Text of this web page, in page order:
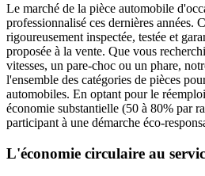
Le marché de la pièce automobile
professionnalisé ces dernières années.
rigoureusement inspectée, testée et
proposée à la vente. Que vous
vitesses, un pare-choc ou un phare,
l'ensemble des catégories de pièces
automobiles. En optant pour le
économie substantielle (50 à 80% par
participant à une démarche éco-
L'économie circulaire au